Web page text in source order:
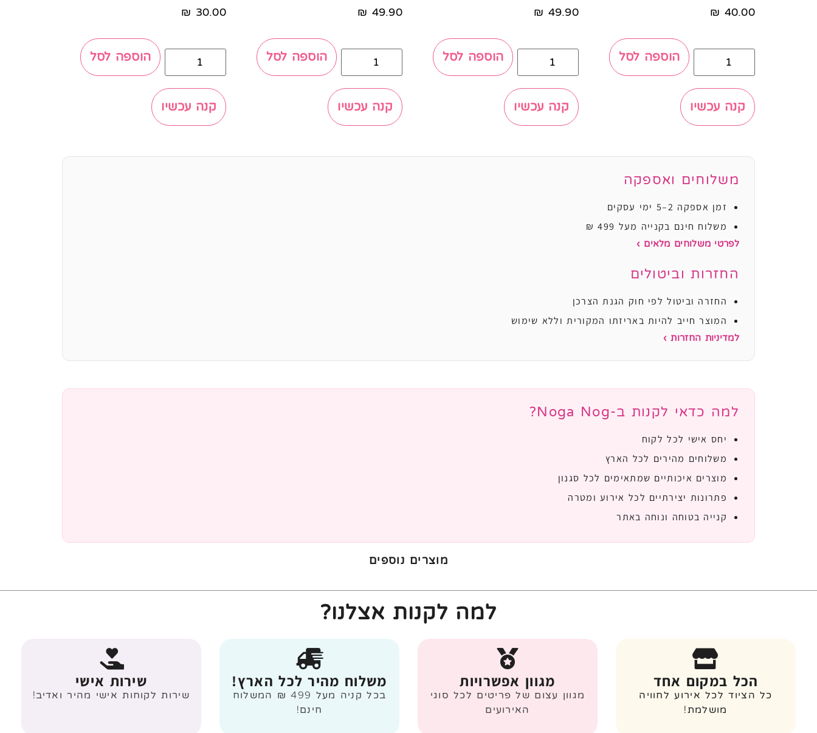
40.00
₪
הוספה לסל
קנה עכשיו
49.90
₪
הוספה לסל
קנה עכשיו
49.90
₪
הוספה לסל
קנה עכשיו
30.00
₪
הוספה לסל
קנה עכשיו
משלוחים ואספקה
זמן אספקה 2–5 ימי עסקים
משלוח חינם בקנייה מעל 499 ₪
לפרטי משלוחים מלאים ›
החזרות וביטולים
החזרה וביטול לפי חוק הגנת הצרכן
המוצר חייב להיות באריזתו המקורית וללא שימוש
למדיניות החזרות ›
למה כדאי לקנות ב-Noga Nog?
יחס אישי לכל לקוח
משלוחים מהירים לכל הארץ
מוצרים איכותיים שמתאימים לכל סגנון
פתרונות יצירתיים לכל אירוע ומטרה
קנייה בטוחה ונוחה באתר
מוצרים נוספים
למה לקנות אצלנו?
הכל במקום אחד
כל הציוד לכל אירוע לחוויה
מושלמת!
מגוון אפשרויות
מגוון עצום של פריטים לכל סוגי
האירועים
משלוח מהיר לכל הארץ!
בכל קניה מעל 499 ₪ המשלוח
חינם!
שירות אישי
שירות לקוחות אישי מהיר ואדיב!